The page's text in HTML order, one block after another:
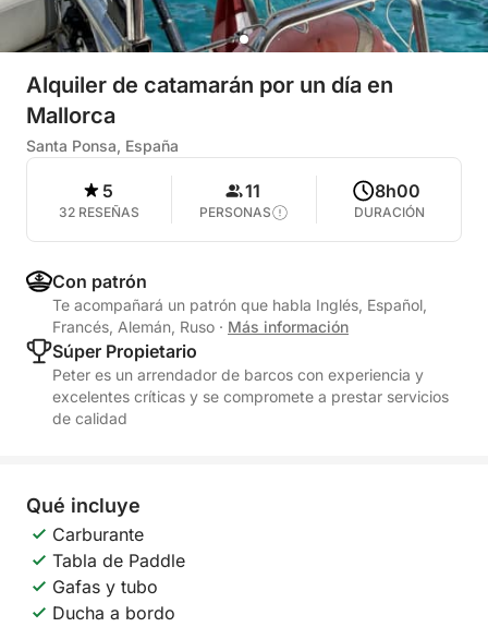
Alquiler de catamarán por un día en
Mallorca
Santa Ponsa, España
5
32 RESEÑAS
11
PERSONAS
8h00
DURACIÓN
Con patrón
Te acompañará un patrón que habla Inglés, Español,
Francés, Alemán, Ruso · Más información
Súper Propietario
Peter es un arrendador de barcos con experiencia y
excelentes críticas y se compromete a prestar servicios
de calidad
Qué incluye
Carburante
Tabla de Paddle
Gafas y tubo
Ducha a bordo